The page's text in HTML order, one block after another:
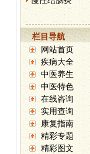
栏目导航
网站首页
疾病大全
中医养生
中医特色
在线咨询
实用查询
康复指南
精彩专题
精彩图文